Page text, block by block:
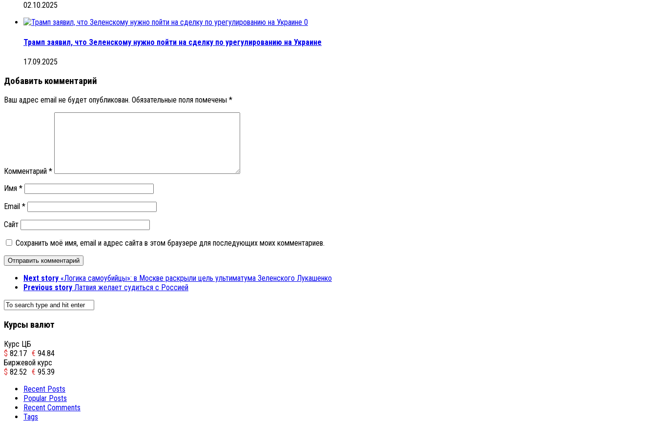
02.10.2025
0
Трамп заявил, что Зеленскому нужно пойти на сделку по урегулированию на Украине
17.09.2025
Добавить комментарий
Ваш адрес email не будет опубликован. Обязательные поля помечены *
Комментарий *
Имя *
Email *
Сайт
Сохранить моё имя, email и адрес сайта в этом браузере для последующих моих комментариев.
Next story «Логика самоубийцы»: в Москве раскрыли цель ультиматума Зеленского Лукашенко
Previous story Латвия желает судиться с Россией
Курсы валют
Курс ЦБ
$ 82.17 € 94.84
Биржевой курс
$ 82.52 € 95.39
Recent Posts
Popular Posts
Recent Comments
Tags